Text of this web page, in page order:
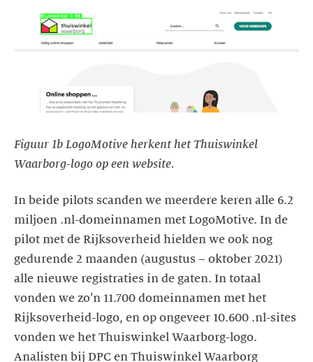
Figuur 1b LogoMotive herkent het Thuiswinkel
Waarborg-logo op een website.
In beide pilots scanden we meerdere keren alle 6.2
miljoen .nl-domeinnamen met LogoMotive. In de
pilot met de Rijksoverheid hielden we ook nog
gedurende 2 maanden (augustus – oktober 2021)
alle nieuwe registraties in de gaten. In totaal
vonden we zo’n 11.700 domeinnamen met het
Rijksoverheid-logo, en op ongeveer 10.600 .nl-sites
vonden we het Thuiswinkel Waarborg-logo.
Analisten bij DPC en Thuiswinkel Waarborg